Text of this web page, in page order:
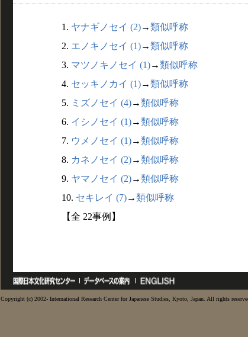
1. ヤナギノセイ (2)→類似呼称
2. エノキノセイ (1)→類似呼称
3. マツノキノセイ (1)→類似呼称
4. セッキノカイ (1)→類似呼称
5. ミズノセイ (4)→類似呼称
6. イシノセイ (1)→類似呼称
7. ウメノセイ (1)→類似呼称
8. カネノセイ (2)→類似呼称
9. ヤマノセイ (2)→類似呼称
10. セキレイ (7)→類似呼称
【全 22事例】
Copyright (c) 2002- International Research Center for Japanese Studies, Kyoto, Japan. All rights